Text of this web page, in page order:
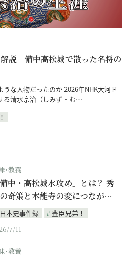
説｜備中高松城で散った名将の
な人物だったのか 2026年NHK大河ド
る清水宗治（しみず・む…
･教養
備中・高松城水攻め」とは？ 秀
奇策と本能寺の変につなが…
日本史事件録
豊臣兄弟！
7/11
･教養